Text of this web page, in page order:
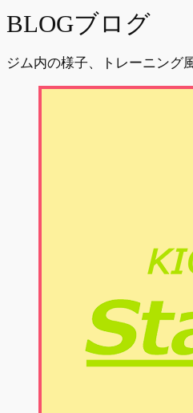
BLOGブログ
ジム内の様子、トレーニング